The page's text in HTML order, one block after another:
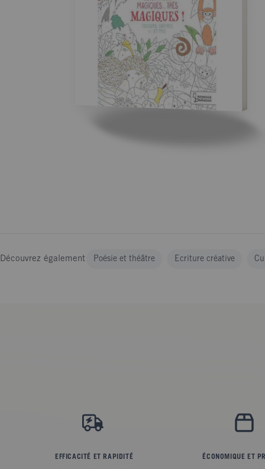
Découvrez également Poésie et théâtre Ecriture créative
EFFICACITÉ ET RAPIDITÉ ÉCONOMIQUE ET